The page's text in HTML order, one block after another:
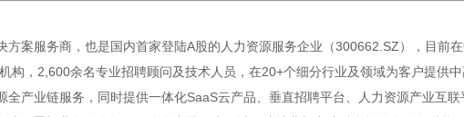
案服务商，也是国内首家登陆A股的人力资源服务企业（300662.SZ），目前
构，2,600余名专业招聘顾问及技术人员，在20+个细分行业及领域为客户提供
全产业链服务，同时提供一体化SaaS云产品、垂直招聘平台、人力资源产业互